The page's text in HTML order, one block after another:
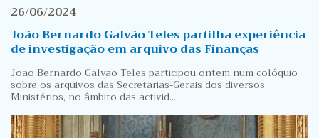
26/06/2024
João Bernardo Galvão Teles partilha experiência
de investigação em arquivo das Finanças
João Bernardo Galvão Teles participou ontem num colóquio
sobre os arquivos das Secretarias-Gerais dos diversos
Ministérios, no âmbito das activid...